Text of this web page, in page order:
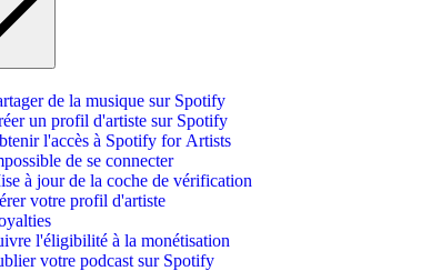
de la musique sur Spotify
un profil d'artiste sur Spotify
l'accès à Spotify for Artists
de se connecter
à jour de la coche de vérification
votre profil d'artiste
l'éligibilité à la monétisation
votre podcast sur Spotify